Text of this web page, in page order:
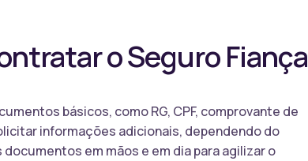
o Seguro Fiança
básicos, como RG, CPF, comprovante de
informações adicionais, dependendo do
em mãos e em dia para agilizar o